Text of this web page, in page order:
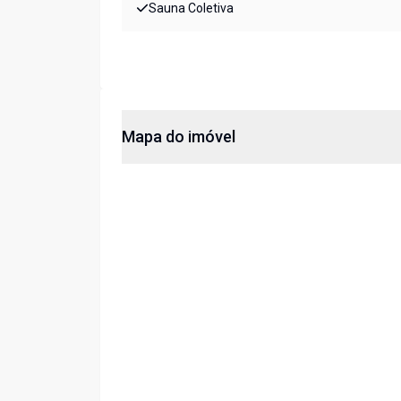
Sauna Coletiva
Mapa do imóvel